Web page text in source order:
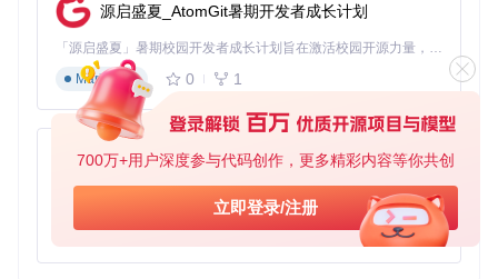
700万+用户深度参与代码创作，更多精彩内容等你共创
立即登录/注册
内容适配功能则通过缩放控制和宽度自适应技术，解决表格过
宽或过高的问题。用户可设置缩放比例，或启用"适应页面宽
度"选项，让表格内容自动调整至最佳显示比例。
4. 完整打印配置体系
Luckysheet提供了丰富的打印配置选项，满足不同场景的打印
纸张规格设置：支持A4、Letter等标准纸张尺寸
打印方向控制：可切换纵向或横向打印
边距自定义：精确调整上、下、左、右页边距
源启盛夏_AtomGit暑期开发者成长计划
「源启盛夏」暑期校园开发者成长计划旨在激活校园开源力量，通过积分激励、认证扶持、资源倾斜等形式，引导高校组织和开发者完成「入驻 — 建项目 — 做贡献 — 获认证 — 得资源」的完整闭环。无论你是想带领社团入驻平台的组织者，还是希望用代码贡献证明自己的开发者，都能在这里找到属于你的成长路径。
Markdown
0 1
AionUi
免费、本地、开源的 24/7 全天候 Cowork 应用，以及适用于 Gemini CLI、Claude Code、Codex、OpenCode、Qwen Code、Goose CLI、Auggie 等的 OpenClaw | 🌟 喜欢就点star吧
TypeScript
0 6